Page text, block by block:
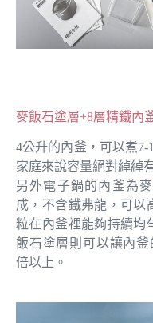
麥飯石塗層+8層精鐵內
4公升的內釜，可以煮
家庭來說容量絕對綽綽
另外電子鍋的內釜為
成，不含鐵弗龍，可以
粒在內釜裡能夠持續均
飯石塗層則可以讓內
倍以上。